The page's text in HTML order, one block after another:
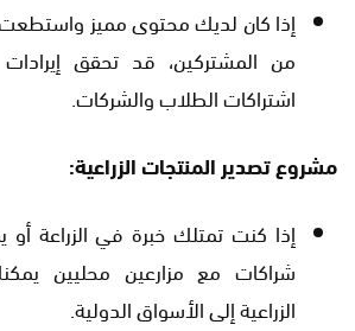
إذا كان لديك محتوى مميز
من المشتركين، قد تحقق
اشتراكات الطلاب والشركات.
مشروع تصدير المنتجات الزراعية:
إذا كنت تمتلك خبرة في الزراعة
شراكات مع مزارعين محليين
الزراعية إلى الأسواق الدولية.